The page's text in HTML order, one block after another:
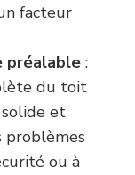
facteur
préalable :
du toit
et
problèmes
ou à